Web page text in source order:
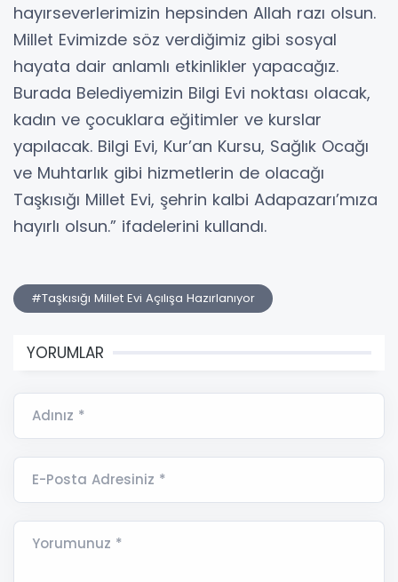
hayırseverlerimizin hepsinden Allah razı olsun.
Millet Evimizde söz verdiğimiz gibi sosyal
hayata dair anlamlı etkinlikler yapacağız.
Burada Belediyemizin Bilgi Evi noktası olacak,
kadın ve çocuklara eğitimler ve kurslar
yapılacak. Bilgi Evi, Kur’an Kursu, Sağlık Ocağı
ve Muhtarlık gibi hizmetlerin de olacağı
Taşkısığı Millet Evi, şehrin kalbi Adapazarı’mıza
hayırlı olsun.” ifadelerini kullandı.
#Taşkısığı Millet Evi Açılışa Hazırlanıyor
YORUMLAR
Adınız *
E-Posta Adresiniz *
Yorumunuz *